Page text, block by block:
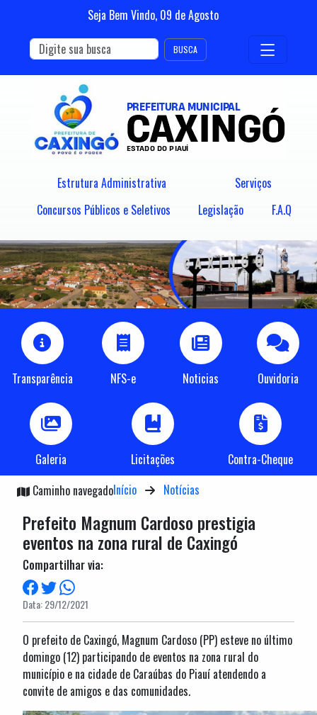
Seja Bem Vindo, 09 deAgosto
BUSCA
Estrutura Administrativa
Serviços
Concursos Públicos e Seletivos
Legislação F.A.Q
Transparência NFS-e Noticias Ouvidoria
Galeria Licitações
Contra-Cheque
Caminho navegadoInício Notícias
Prefeito Magnum Cardoso prestigia
eventos na zona rural de Caxingó
Compartilhar via:
Data: 29/12/2021
O prefeito de Caxingó, Magnum Cardoso (PP) esteve no último
domingo (12) participando de eventos na zona rural do
município e na cidade de Caraúbas do Piauí atendendo a
convite de amigos e das comunidades.